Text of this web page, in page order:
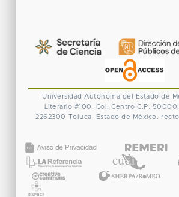
Universidad Autónoma del Estado de
Literario #100. Col. Centro C.P.
2262300 Toluca, Estado de México.